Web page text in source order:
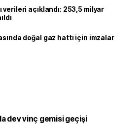
verileri açıklandı: 253,5 milyar
doğal gaz hattı için imzalar
dev vinç gemisi geçişi